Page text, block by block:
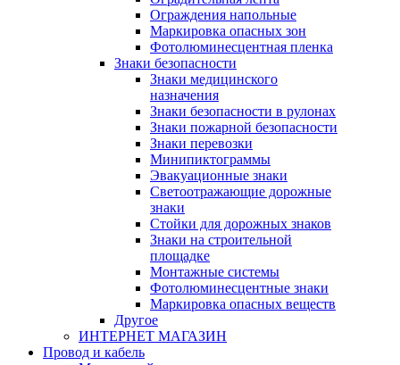
Ограждения напольные
Маркировка опасных зон
Фотолюминесцентная пленка
Знаки безопасности
Знаки медицинского
назначения
Знаки безопасности в рулонах
Знаки пожарной безопасности
Знаки перевозки
Минипиктограммы
Эвакуационные знаки
Светоотражающие дорожные
знаки
Стойки для дорожных знаков
Знаки на строительной
площадке
Монтажные системы
Фотолюминесцентные знаки
Маркировка опасных веществ
Другое
ИНТЕРНЕТ МАГАЗИН
Провод и кабель